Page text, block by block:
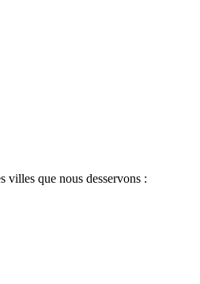
villes que nous desservons :